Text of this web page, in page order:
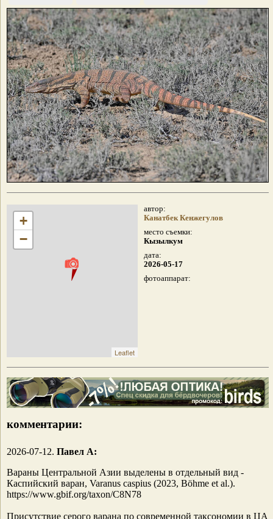
+
−
Leaflet
автор:
Канатбек Кенжегулов
место съемки:
Кызылкум
дата:
2026-05-17
фотоаппарат:
комментарии:
2026-07-12. Павел А:
Вараны Центральной Азии выделены в отдельный вид -
Каспийский варан, Varanus caspius (2023, Böhme et al.).
https://www.gbif.org/taxon/C8N78
Присутствие серого варана по современной таксономии в ЦА